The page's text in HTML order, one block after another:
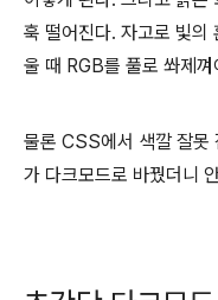
훅 떨어진다. 자고로 빛의
울 때 RGB를 풀로 쏴제
물론 CSS에서 색깔 잘못
가 다크모드로 바꿨더니